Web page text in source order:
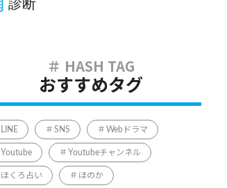
診断
おすすめタグ
LINE SNS Webドラマ
Youtube Youtubeチャンネル
ほくろ占い ほのか